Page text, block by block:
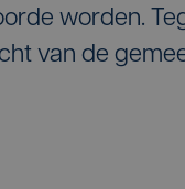
worden.
van de